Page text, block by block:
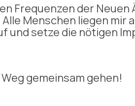
Frequenzen der Neuen
Menschen liegen mir
und setze die nötigen
gemeinsam gehen!